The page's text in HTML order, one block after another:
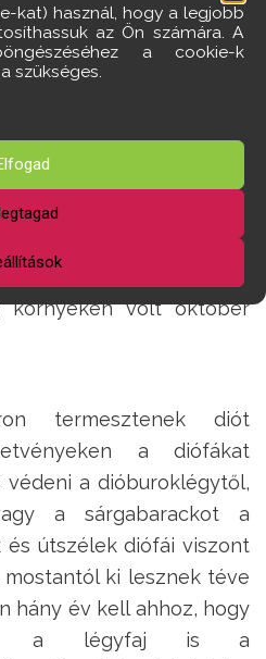
kat) használ, hogy a legjobb
az Ön számára. A
a cookie-k
szükséges.
történetben! Egyrészt
nem egy, hanem két-
a talajban. Másrészt a
Sok esetben
héj alatti magnak. Aki
vagy kidobja a
lehet, hogy sok értékes
A Csarnokban a dióbél
környékén volt október
termesztenek diót
a diófákat
a dióburoklégytől,
a sárgabarackot a
és útszélek diófái viszont
ki lesznek téve
hány év kell ahhoz, hogy
ez a légyfaj is a